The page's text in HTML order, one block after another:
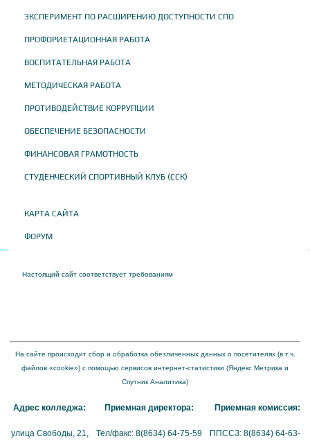
ЭКСПЕРИМЕНТ ПО РАСШИРЕНИЮ ДОСТУПНОСТИ СПО
ПРОФОРИЕТАЦИОННАЯ РАБОТА
ВОСПИТАТЕЛЬНАЯ РАБОТА
МЕТОДИЧЕСКАЯ РАБОТА
ПРОТИВОДЕЙСТВИЕ КОРРУПЦИИ
ОБЕСПЕЧЕНИЕ БЕЗОПАСНОСТИ
ФИНАНСОВАЯ ГРАМОТНОСТЬ
СТУДЕНЧЕСКИЙ СПОРТИВНЫЙ КЛУБ (ССК)
КАРТА САЙТА
ФОРУМ
Настоящий сайт соответствует требованиям
На сайте происходит сбор и обработка обезличенных данных о посетителях (в т.ч.
файлов «cookie») с помощью сервисов интернет-статистики (Яндекс Метрика и
Спутник Аналитика)
Адрес колледжа:
улица Свободы, 21,
Приемная директора:
Тел/факс: 8(8634) 64-75-59
Приемная комиссия:
ППССЗ: 8(8634) 64-63-